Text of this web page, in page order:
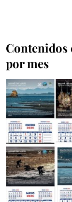
Contenidos
por mes